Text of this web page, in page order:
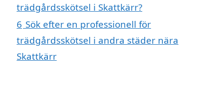
trädgårdsskötsel i Skattkärr?
6 Sök efter en professionell för
trädgårdsskötsel i andra städer nära
Skattkärr